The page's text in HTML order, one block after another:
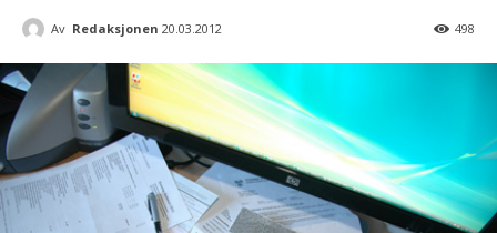
Av Redaksjonen 20.03.2012 498